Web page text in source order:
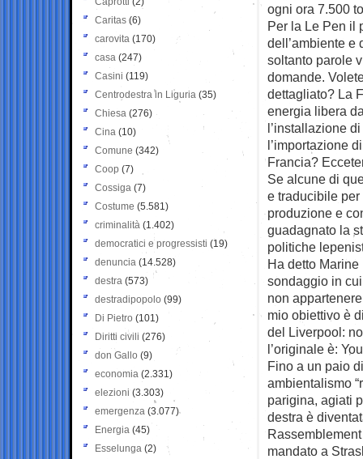
ogni ora 7.500
Per la Le Pen il
dell’ambiente
soltanto parole
domande.
dettagliato? La
energia libera
l’installazione
l’importazione
Francia?
Se alcune di
e traducibile per
produzione e
guadagnato la
politiche
Ha detto
sondaggio in
non
mio obiettivo è
del Liverpool:
l’originale è:
Fino a un paio
ambientalismo
parigina, agiati
destra è
mandato a
Caritas (6)
carovita (170)
casa (247)
Casini (119)
Centrodestra in Liguria (35)
Chiesa (276)
Cina (10)
Comune (342)
Coop (7)
Cossiga (7)
Costume (5.581)
criminalità (1.402)
democratici e progressisti (19)
denuncia (14.528)
destra (573)
destradipopolo (99)
Di Pietro (101)
Diritti civili (276)
don Gallo (9)
economia (2.331)
elezioni (3.303)
emergenza (3.077)
Energia (45)
Esselunga (2)